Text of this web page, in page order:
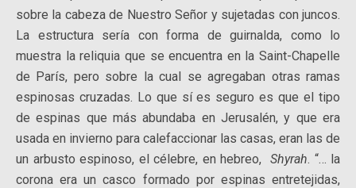
sobre la cabeza de Nuestro Señor y sujetadas con juncos.
La estructura sería con forma de guirnalda, como lo
muestra la reliquia que se encuentra en la Saint-Chapelle
de París, pero sobre la cual se agregaban otras ramas
espinosas cruzadas. Lo que sí es seguro es que el tipo
de espinas que más abundaba en Jerusalén, y que era
usada en invierno para calefaccionar las casas, eran las de
un arbusto espinoso, el célebre, en hebreo, Shyrah. “… la
corona era un casco formado por espinas entretejidas,